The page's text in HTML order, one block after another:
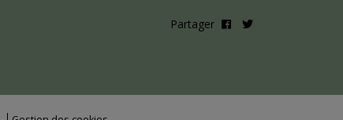
Partager